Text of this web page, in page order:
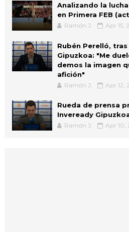
Analizando la
en Primera FEB
Ramón J. Apr 15,
Rubén Perelló,
Gipuzkoa: "Me
demos la imagen
afición"
Ramón J. Apr 12,
Rueda de prensa
Inveready
Ramón J. Apr 10,